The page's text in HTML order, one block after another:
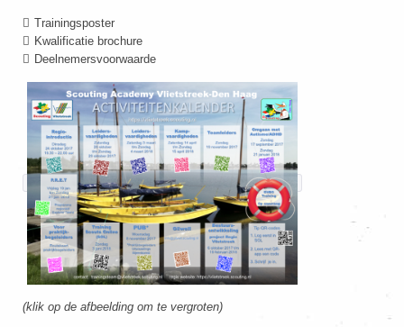
Trainingsposter
Kwalificatie brochure
Deelnemersvoorwaarde
(klik op de afbeelding om te vergroten)